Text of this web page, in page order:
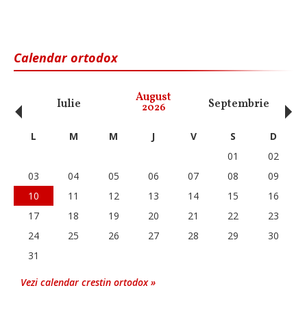
Calendar ortodox
Iulie August
2026 Septembrie
‹ L M M J V S
D
01
02
03
04 05 06 07 08
09
10
11 12 13 14 15
16
17
18 19 20 21 22
23
24
25 26 27 28 29
30
31
Vezi calendar crestin ortodox »